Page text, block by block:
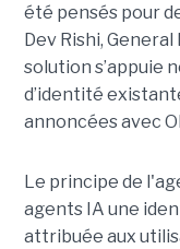
été pensés pour
Dev Rishi,
solution s’appuie
d’identité
annoncées avec
Le principe de
agents IA une
attribuée aux